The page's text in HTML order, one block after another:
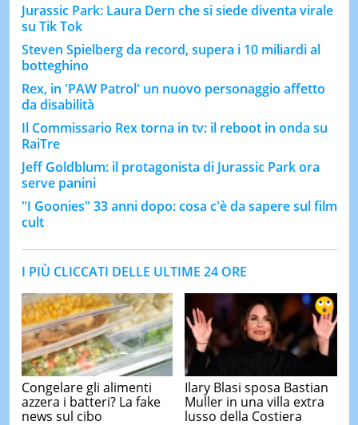
Jurassic Park: Laura Dern che si siede diventa virale
su Tik Tok
Steven Spielberg da record, supera i 10 miliardi al
botteghino
Rex, in 'PAW Patrol' un nuovo personaggio affetto
da disabilità
Il Commissario Rex torna in tv: il reboot in onda su
RaiTre
Jeff Goldblum: il protagonista di Jurassic Park ora
serve panini
"I Goonies" 33 anni dopo: cosa c'è da sapere sul film
cult
I PIÙ CLICCATI DELLE ULTIME 24 ORE
Congelare gli alimenti
azzera i batteri? La fake
news sul cibo
Ilary Blasi sposa Bastian
Muller in una villa extra
lusso della Costiera